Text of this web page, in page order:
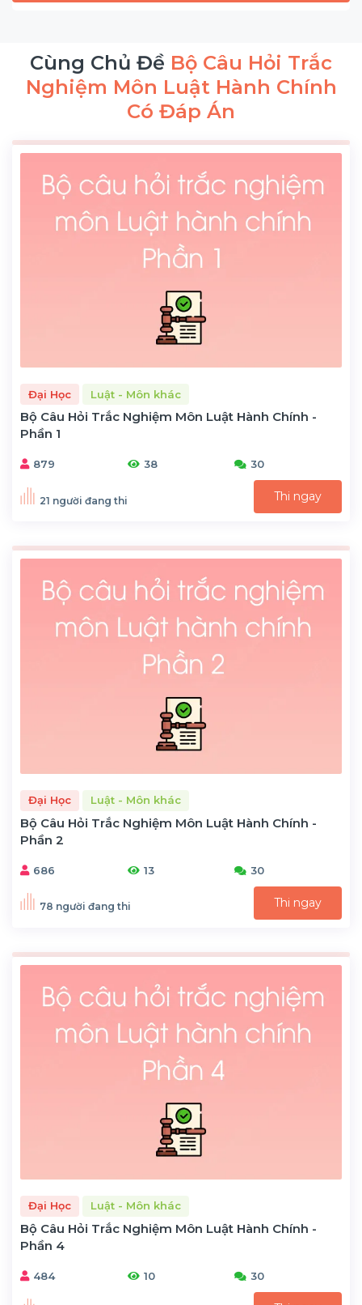
Cùng Chủ Đề Bộ Câu Hỏi Trắc
Nghiệm Môn Luật Hành Chính
Có Đáp Án
Đại Học Luật - Môn khác
Bộ Câu Hỏi Trắc Nghiệm Môn Luật Hành Chính -
Phần 1
879 38 30
21 người đang thi Thi ngay
Đại Học Luật - Môn khác
Bộ Câu Hỏi Trắc Nghiệm Môn Luật Hành Chính -
Phần 2
686 13 30
78 người đang thi Thi ngay
Đại Học Luật - Môn khác
Bộ Câu Hỏi Trắc Nghiệm Môn Luật Hành Chính -
Phần 4
484 10 30